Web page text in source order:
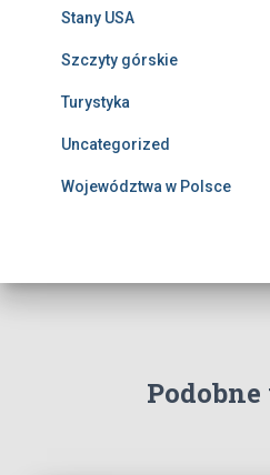
Stany USA
Szczyty górskie
Turystyka
Uncategorized
Województwa w Polsce